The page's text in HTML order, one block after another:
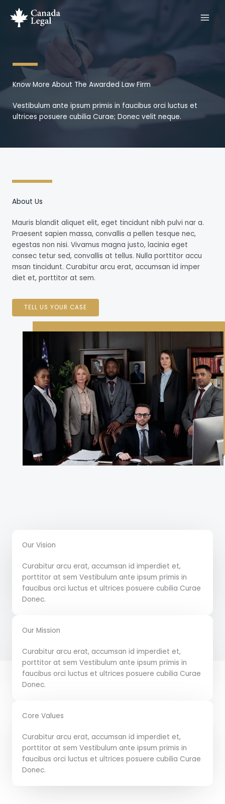
Inhalt
springen
Know More About The Awarded Law Firm
Vestibulum ante ipsum primis in faucibus orci luctus et
ultrices posuere cubilia Curae; Donec velit neque.
About Us
Mauris blandit aliquet elit, eget tincidunt nibh pulvi nar a.
Praesent sapien massa, convallis a pellen tesque nec,
egestas non nisi. Vivamus magna justo, lacinia eget
consec tetur sed, convallis at tellus. Nulla porttitor accu
msan tincidunt. Curabitur arcu erat, accumsan id imper
diet et, porttitor at sem.
TELL US YOUR CASE
Our Vision
Curabitur arcu erat, accumsan id imperdiet et,
porttitor at sem Vestibulum ante ipsum primis in
faucibus orci luctus et ultrices posuere cubilia Curae
Donec.
Our Mission
Curabitur arcu erat, accumsan id imperdiet et,
porttitor at sem Vestibulum ante ipsum primis in
faucibus orci luctus et ultrices posuere cubilia Curae
Donec.
Core Values
Curabitur arcu erat, accumsan id imperdiet et,
porttitor at sem Vestibulum ante ipsum primis in
faucibus orci luctus et ultrices posuere cubilia Curae
Donec.